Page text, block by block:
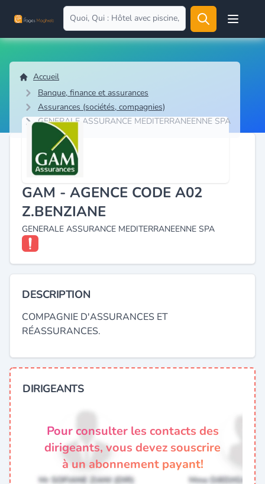
Open
Accueil
Banque, finance et assurances
Assurances (sociétés, compagnies)
GENERALE ASSURANCE MEDITERRANEENNE SPA
GAM - AGENCE CODE A02
Z.BENZIANE
GENERALE ASSURANCE MEDITERRANEENNE SPA
DESCRIPTION
COMPAGNIE D'ASSURANCES ET
RÉASSURANCES.
DIRIGEANTS
Pour consulter les contacts des
dirigeants, vous devez souscrire
à un abonnement payant!